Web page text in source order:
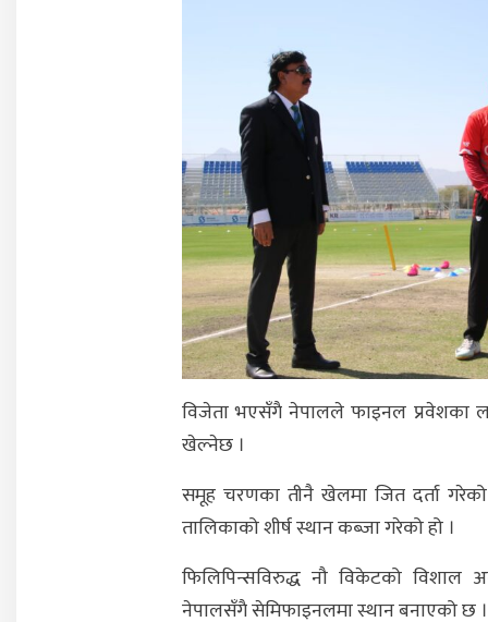
विजेता भएसँगै नेपालले फाइनल प्रवेशका
खेल्नेछ ।
समूह चरणका तीनै खेलमा जित दर्ता
तालिकाको शीर्ष स्थान कब्जा गरेको हो ।
फिलिपिन्सविरुद्ध नौ विकेटको विशाल
नेपालसँगै सेमिफाइनलमा स्थान बनाएको छ ।